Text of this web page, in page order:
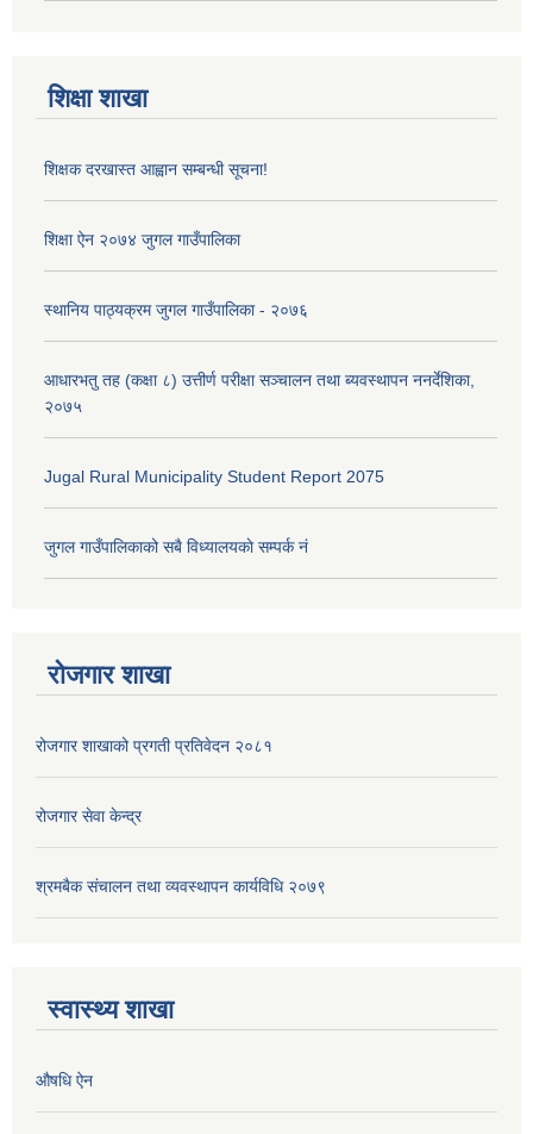
शिक्षा शाखा
शिक्षक दरखास्त आह्वान सम्बन्धी सूचना!
शिक्षा ऐन २०७४ जुगल गाउँपालिका
स्थानिय पाठ्यक्रम जुगल गाउँपालिका - २०७६
आधारभतु तह (कक्षा ८) उत्तीर्ण परीक्षा सञ्चालन तथा ब्यवस्थापन ननर्देशिका,
२०७५
Jugal Rural Municipality Student Report 2075
जुगल गाउँपालिकाको सबै विध्यालयकाे सम्पर्क नं
रोजगार शाखा
रोजगार शाखाको प्रगती प्रतिवेदन २०८१
रोजगार सेवा केन्द्र
श्रमबैक संचालन तथा व्यवस्थापन कार्यविधि २०७९
स्वास्थ्य शाखा
औषधि ऐन